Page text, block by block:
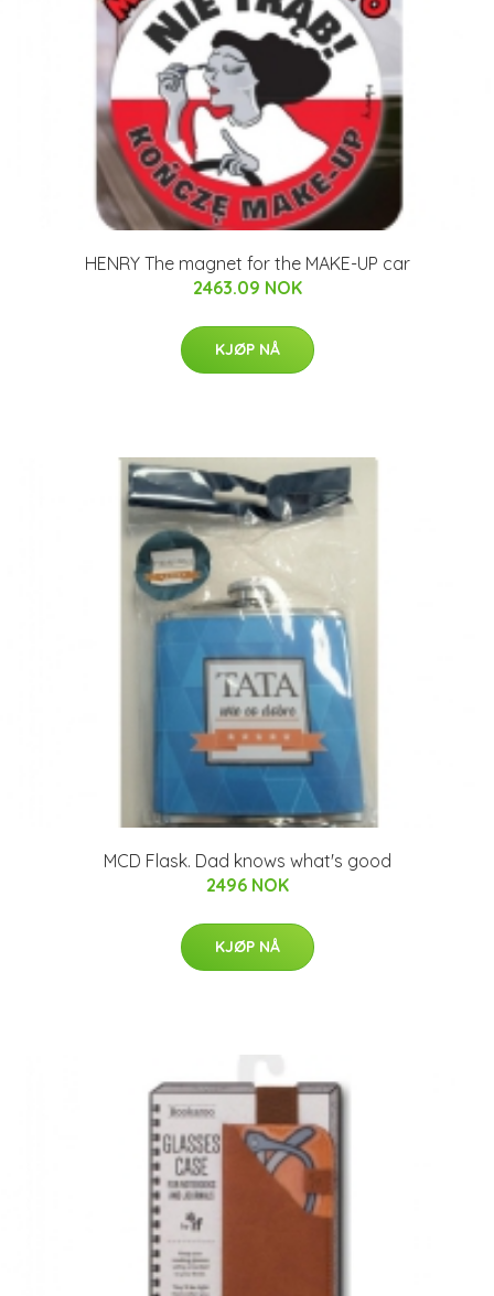
HENRY The magnet for the MAKE-UP car
2463.09 NOK
KJØP NÅ
MCD Flask. Dad knows what's good
2496 NOK
KJØP NÅ